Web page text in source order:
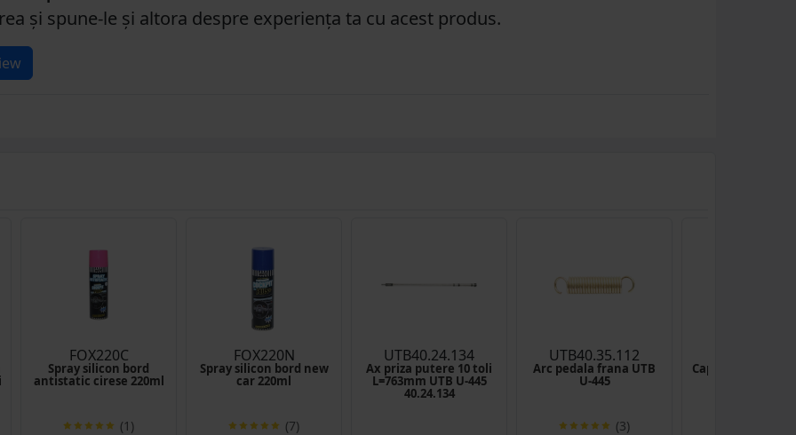
și spune-le și altora despre experiența ta cu acest produs.
FOX220C
Spray silicon bord
antistatic cirese 220ml
(1)
FOX220N
Spray silicon bord new
car 220ml
(7)
UTB40.24.134
Ax priza putere 10 toli
L=763mm UTB U-445
40.24.134
UTB40.35.112
Arc pedala frana UTB
U-445
(3)
Capac priza